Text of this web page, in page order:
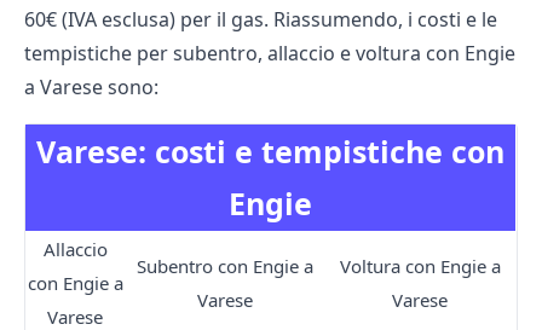
60€ (IVA esclusa) per il gas. Riassumendo, i costi e le
tempistiche per subentro, allaccio e voltura con Engie
a Varese sono:
Varese: costi e tempistiche con
Engie
Allaccio
con Engie a
Varese
Subentro con Engie a
Varese
Voltura con Engie a
Varese